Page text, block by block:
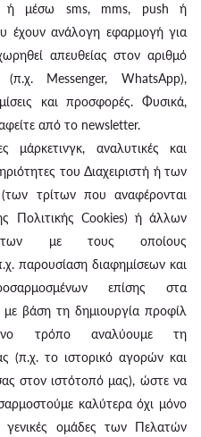
ή μέσω sms, mms, push ή
έχουν ανάλογη εφαρμογή για
απευθείας στον αριθμό
Messenger, WhatsApp),
και προσφορές. Φυσικά,
από το newsletter.
μάρκετινγκ, αναλυτικές και
του Διαχειριστή ή των
τρίτων που αναφέρονται
Πολιτικής Cookies) ή άλλων
με τους οποίους
παρουσίαση διαφημίσεων και
επίσης στα
με βάση τη δημιουργία προφίλ
τρόπο αναλύουμε τη
(π.χ. το ιστορικό αγορών και
στον ιστότοπό μας), ώστε να
καλύτερα όχι μόνο
γενικές ομάδες των Πελατών